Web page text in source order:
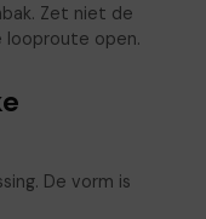
Zet niet de
looproute open.
De vorm is